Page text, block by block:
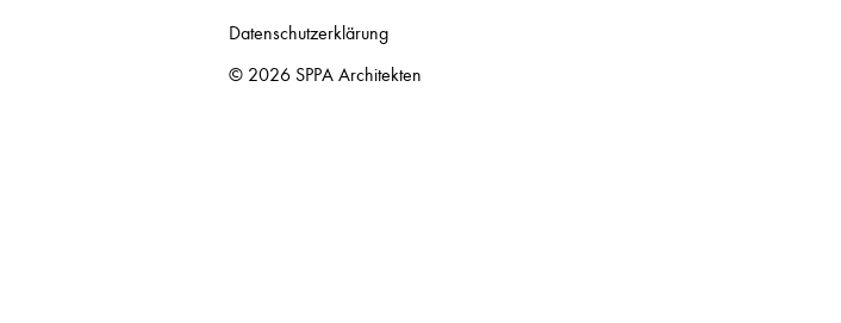
Datenschutzerklärung
© 2026 SPPA Architekten